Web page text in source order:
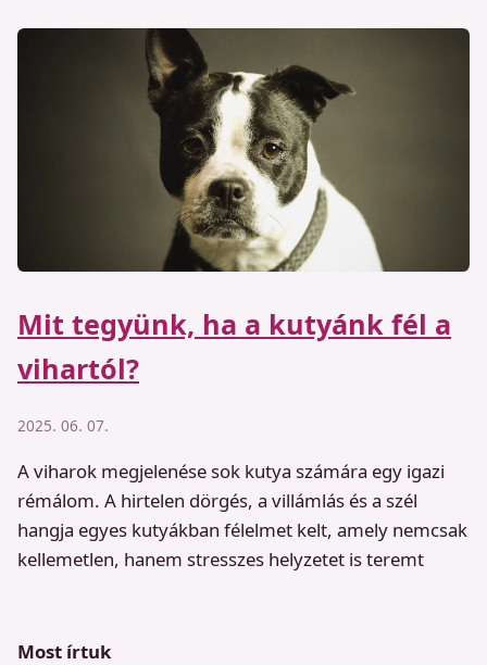
Mit tegyünk, ha a kutyánk fél a
vihartól?
2025. 06. 07.
A viharok megjelenése sok kutya számára egy igazi
rémálom. A hirtelen dörgés, a villámlás és a szél
hangja egyes kutyákban félelmet kelt, amely nemcsak
kellemetlen, hanem stresszes helyzetet is teremt
Most írtuk